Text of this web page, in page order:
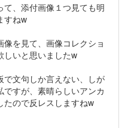
て、添付画像１つ見ても明
すねw
を見て、画像コレクショ
しいと思いましたw
で文句しか言えない、しが
ですが、素晴らしいアンカ
たので反レスしますねw